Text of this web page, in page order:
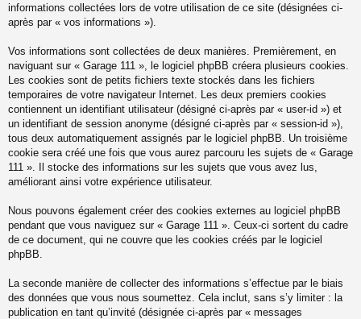
informations collectées lors de votre utilisation de ce site (désignées ci-
après par « vos informations »).
Vos informations sont collectées de deux manières. Premièrement, en
naviguant sur « Garage 111 », le logiciel phpBB créera plusieurs cookies.
Les cookies sont de petits fichiers texte stockés dans les fichiers
temporaires de votre navigateur Internet. Les deux premiers cookies
contiennent un identifiant utilisateur (désigné ci-après par « user-id ») et
un identifiant de session anonyme (désigné ci-après par « session-id »),
tous deux automatiquement assignés par le logiciel phpBB. Un troisième
cookie sera créé une fois que vous aurez parcouru les sujets de « Garage
111 ». Il stocke des informations sur les sujets que vous avez lus,
améliorant ainsi votre expérience utilisateur.
Nous pouvons également créer des cookies externes au logiciel phpBB
pendant que vous naviguez sur « Garage 111 ». Ceux-ci sortent du cadre
de ce document, qui ne couvre que les cookies créés par le logiciel
phpBB.
La seconde manière de collecter des informations s’effectue par le biais
des données que vous nous soumettez. Cela inclut, sans s’y limiter : la
publication en tant qu’invité (désignée ci-après par « messages